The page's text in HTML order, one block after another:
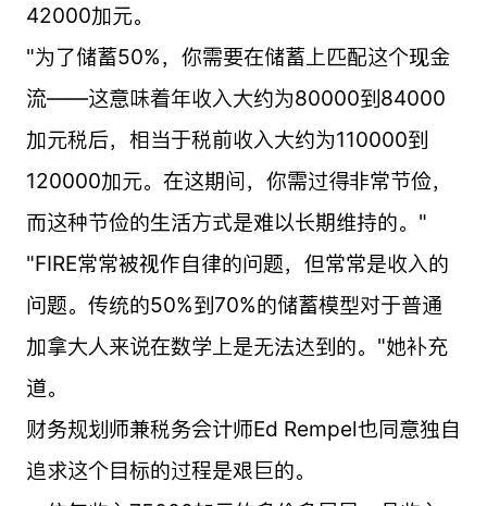
42000加元。
"为了储蓄50%，你需要在储蓄上匹配这个现金
流——这意味着年收入大约为80000到84000
加元税后，相当于税前收入大约为110000到
120000加元。在这期间，你需过得非常节俭，
而这种节俭的生活方式是难以长期维持的。"
"FIRE常常被视作自律的问题，但常常是收入的
问题。传统的50%到70%的储蓄模型对于普通
加拿大人来说在数学上是无法达到的。"她补充
道。
财务规划师兼税务会计师Ed Rempel也同意独自
追求这个目标的过程是艰巨的。